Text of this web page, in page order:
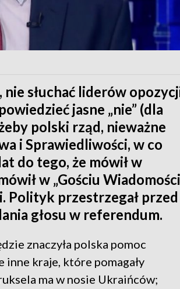
słuchać liderów
jasne „nie” (dla
polski rząd, nieważne
i Sprawiedliwości, w co
do tego, że mówił w
w „Gościu
Polityk przestrzegał przed
głosu w referendum.
znaczyła polska pomoc
kraje, które pomagały
ma w nosie Ukraińców;